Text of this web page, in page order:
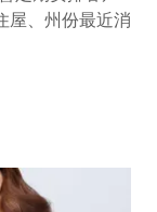
屋、州份最近消